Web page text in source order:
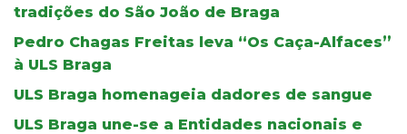
tradições do São João de Braga
Pedro Chagas Freitas leva “Os Caça-Alfaces”
à ULS Braga
ULS Braga homenageia dadores de sangue
ULS Braga une-se a Entidades nacionais e